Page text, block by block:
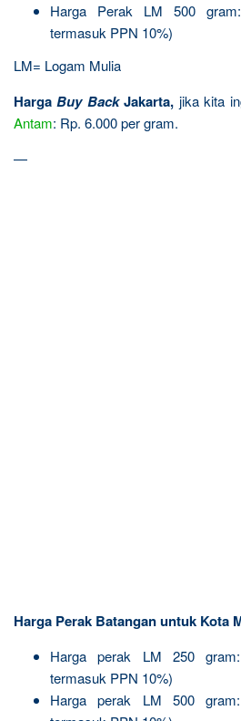
Harga Perak LM 500
termasuk PPN 10%)
LM= Logam Mulia
HargaBuy BackJakarta, jika kita
Antam: Rp. 6.000 per gram.
—
Harga Perak Batangan untuk Kota
Harga perak LM 250
termasuk PPN 10%)
Harga perak LM 500